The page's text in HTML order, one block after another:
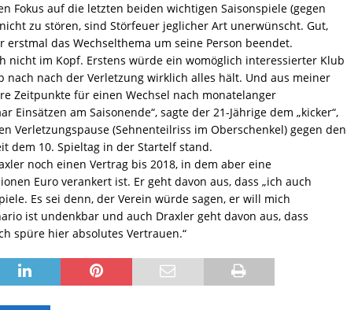
Fokus auf die letzten beiden wichtigen Saisonspiele (gegen
zu stören, sind Störfeuer jeglicher Art unerwünscht. Gut,
erstmal das Wechselthema um seine Person beendet.
nicht im Kopf. Erstens würde ein womöglich interessierter Klub
nach nach der Verletzung wirklich alles hält. Und aus meiner
Zeitpunkte für einen Wechsel nach monatelanger
Einsätzen am Saisonende“, sagte der 21-Jährige dem „kicker“,
Verletzungspause (Sehnenteilriss im Oberschenkel) gegen den
dem 10. Spieltag in der Startelf stand.
noch einen Vertrag bis 2018, in dem aber eine
Euro verankert ist. Er geht davon aus, dass „ich auch
Es sei denn, der Verein würde sagen, er will mich
ist undenkbar und auch Draxler geht davon aus, dass
spüre hier absolutes Vertrauen.“